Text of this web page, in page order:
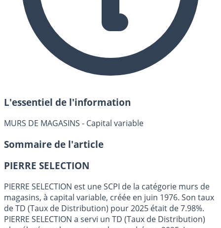
L'essentiel de l'information
MURS DE MAGASINS - Capital variable
Sommaire de l'article
PIERRE SELECTION
PIERRE SELECTION est une SCPI de la catégorie murs de
magasins, à capital variable, créée en juin 1976. Son taux
de TD (Taux de Distribution) pour 2025 était de 7.98%.
PIERRE SELECTION a servi un TD (Taux de Distribution)